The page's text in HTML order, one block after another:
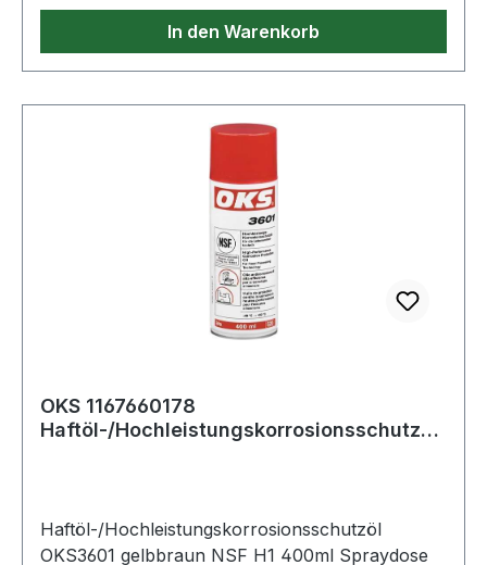
Produkte im Bereich Selbsteinstellende
Abisolierzange, 0,2-6In den Warenkorb
OKS 1167660178
Haftöl-/Hochleistungskorrosionsschutzöl
Haftöl-/Hochleistungskorrosionsschutzöl
OKS3601 gelbbraun NSF H1 400ml Spraydose